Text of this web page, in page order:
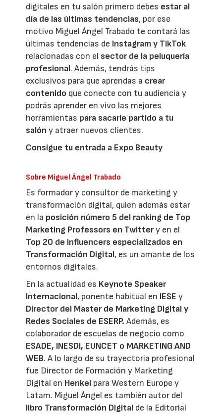
digitales en tu salón primero debes estar al
día de las últimas tendencias, por ese
motivo Miguel Ángel Trabado te contará las
últimas tendencias de Instagram y TikTok
relacionadas con el sector de la peluquería
profesional. Además, tendrás tips
exclusivos para que aprendas a crear
contenido que conecte con tu audiencia y
podrás aprender en vivo las mejores
herramientas para sacarle partido a tu
salón y atraer nuevos clientes.
Consigue tu entrada a Expo Beauty
Sobre Miguel Ángel Trabado
Es formador y consultor de marketing y
transformación digital, quien además estar
en la posición número 5 del ranking de Top
Marketing Professors en Twittery en el
Top 20 de influencers especializados en
Transformación Digital, es un amante de los
entornos digitales.
En la actualidad es Keynote Speaker
Internacional, ponente habitual en IESE y
Director del Master de Marketing Digital y
Redes Sociales de ESERP. Además, es
colaborador de escuelas de negocio como
ESADE, INESDI, EUNCET o MARKETING AND
WEB. A lo largo de su trayectoria profesional
fue Director de Formación y Marketing
Digital en Henkel para Western Europe y
Latam. Miguel Ángel es también autor del
libro Transformación Digital de la Editorial